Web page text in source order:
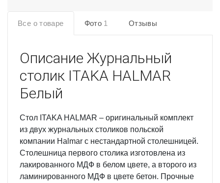
Все о товаре Фото 1 Отзывы
Описание Журнальный
столик ITAKA HALMAR
Белый
Стол ITAKA HALMAR – оригинальный комплект
из двух журнальных столиков польской
компании Halmar с нестандартной столешницей.
Столешница первого столика изготовлена из
лакированного МДФ в белом цвете, а второго из
ламинированного МДФ в цвете бетон. Прочные